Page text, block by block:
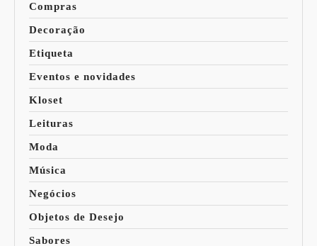
Compras
Decoração
Etiqueta
Eventos e novidades
Kloset
Leituras
Moda
Música
Negócios
Objetos de Desejo
Sabores